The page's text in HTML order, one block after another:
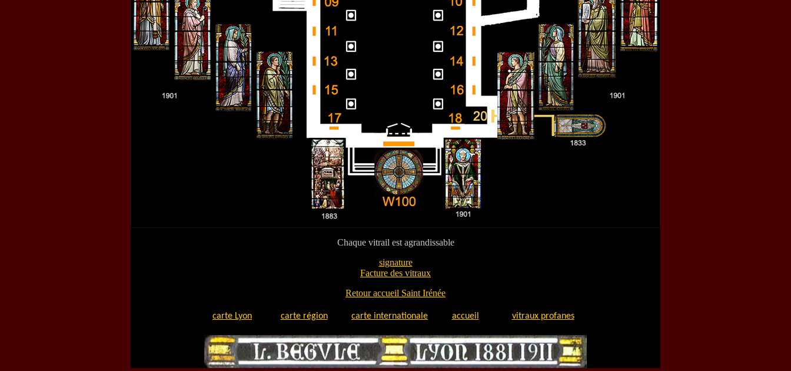
Chaque vitrail est agrandissable
signature
Facture des vitraux
Retour accueil Saint Irénée
carte Lyon carte région carte internationale accueil vitraux profanes